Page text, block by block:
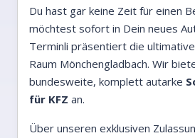
Du hast gar keine Zeit für einen
möchtest sofort in Dein neues
Terminli präsentiert die
Raum Mönchengladbach. Wir
bundesweite, komplett autarke
für KFZ an.
Über unseren exklusiven